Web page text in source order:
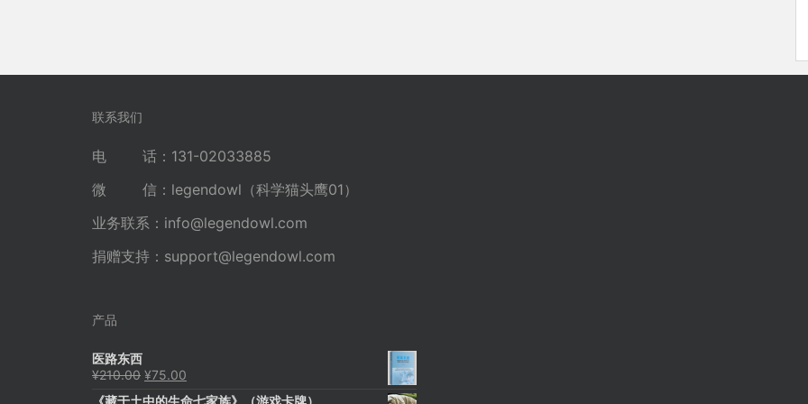
联系我们
电 话：131-02033885
微 信：legendowl（科学猫头鹰01）
业务联系： info@legendowl.com
捐赠支持： support@legendowl.com
产品
医路东西
¥210.00 原
¥75.00